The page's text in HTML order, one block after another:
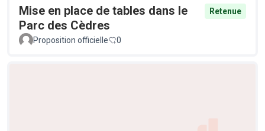
Mise en place de tables dans le
Parc des Cèdres
Retenue
Proposition officielle 0